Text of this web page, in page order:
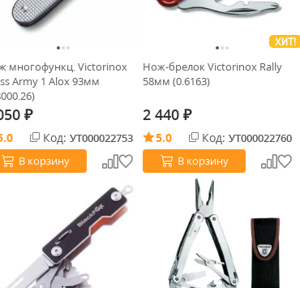
многофункц. Victorinox
Army 1 Alox 93мм
₽
Код: УТ000022753
В корзину
ХИТ!
Нож-брелок Victorinox Rally
58мм (0.6163)
2 440 ₽
5.0 Код: УТ000022760
В корзину